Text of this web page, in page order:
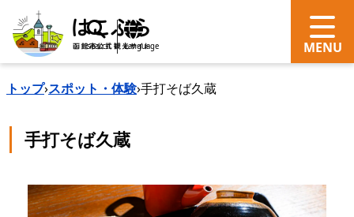
search Language
トップ›スポット・体験›手打そば久蔵
手打そば久蔵